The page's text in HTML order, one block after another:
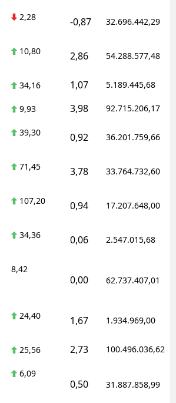
2,28 -0,87 32.696.442,29
10,80 2,86 54.288.577,48
34,16 1,07 5.189.445,68
9,93 3,98 92.715.206,17
39,30 0,92 36.201.759,66
71,45 3,78 33.764.732,60
107,20 0,94 17.207.648,00
34,36 0,06 2.547.015,68
8,42
0,00 62.737.407,01
24,40 1,67 1.934.969,00
25,56 2,73 100.496.036,62
6,09
0,50 31.887.858,99